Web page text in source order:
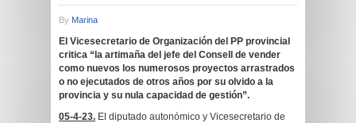
By Marina
El Vicesecretario de Organización del PP provincial
critica “la artimaña del jefe del Consell de vender
como nuevos los numerosos proyectos arrastrados
o no ejecutados de otros años por su olvido a la
provincia y su nula capacidad de gestión”.
05-4-23. El diputado autonómico y Vicesecretario de